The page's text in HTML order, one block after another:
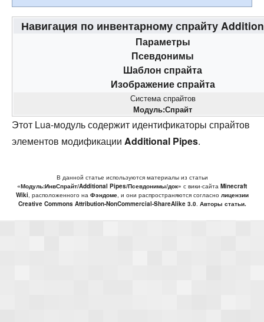
Навигация по инвентарному спрайту
Параметры
Псевдонимы
Шаблон спрайта
Изображение спрайта
Система спрайтов
Модуль:Спрайт
Этот Lua-модуль содержит идентификаторы спрайтов
элементов модификации Additional Pipes.
В данной статье используются материалы из статьи
«Модуль:ИнвСпрайт/Additional Pipes/Псевдонимы/док» с вики-сайта Minecraft
Wiki, расположенного на Фэндоме, и они распространяются согласно лицензии
Creative Commons Attribution-NonCommercial-ShareAlike 3.0. Авторы статьи.